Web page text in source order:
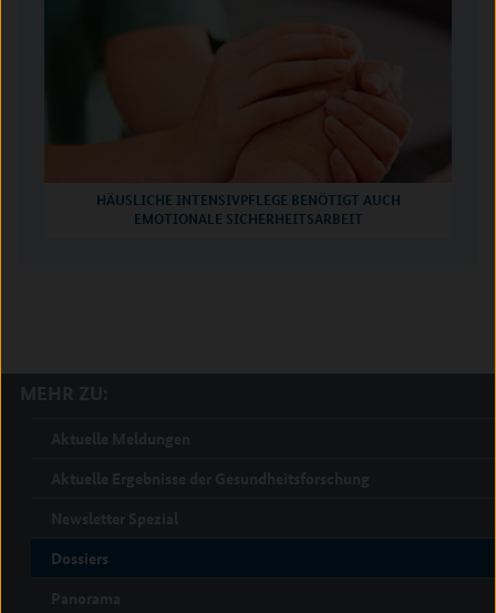
HÄUSLICHE INTENSIVPFLEGE BENÖTIGT AUCH
EMOTIONALE SICHERHEITSARBEIT
Dossiers